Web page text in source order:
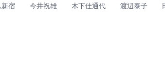
宿 今井祝雄 木下佳通代 渡辺泰子